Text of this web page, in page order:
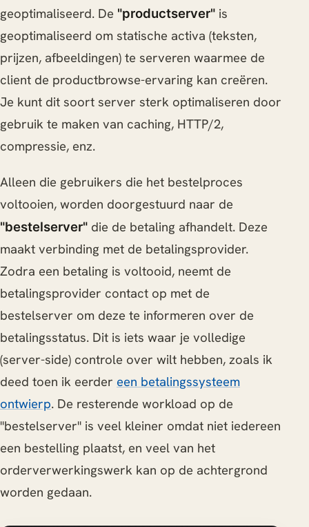
geoptimaliseerd. De "productserver" is
geoptimaliseerd om statische activa (teksten,
prijzen, afbeeldingen) te serveren waarmee de
client de productbrowse-ervaring kan creëren.
Je kunt dit soort server sterk optimaliseren door
gebruik te maken van caching, HTTP/2,
compressie, enz.
Alleen die gebruikers die het bestelproces
voltooien, worden doorgestuurd naar de
"bestelserver" die de betaling afhandelt. Deze
maakt verbinding met de betalingsprovider.
Zodra een betaling is voltooid, neemt de
betalingsprovider contact op met de
bestelserver om deze te informeren over de
betalingsstatus. Dit is iets waar je volledige
(server-side) controle over wilt hebben, zoals ik
deed toen ik eerder een betalingssysteem
ontwierp. De resterende workload op de
"bestelserver" is veel kleiner omdat niet iedereen
een bestelling plaatst, en veel van het
orderverwerkingswerk kan op de achtergrond
worden gedaan.